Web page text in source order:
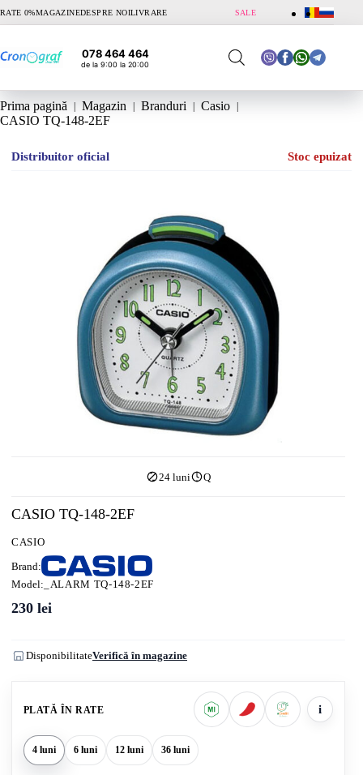
RATE 0%MAGAZINEDESPRE NOILIVRARE SALE
078 464 464
de la 9:00 la 20:00
Prima pagină Magazin Branduri
Casio
CASIO TQ-148-2EF
Distribuitor oficial Stoc epuizat
24 luni Q
CASIO TQ-148-2EF
CASIO
Brand:
Model: _ALARM TQ-148-2EF
230 lei
DisponibilitateVerifică în magazine
PLATĂ ÎN RATE i
4 luni 6 luni 12 luni 36 luni